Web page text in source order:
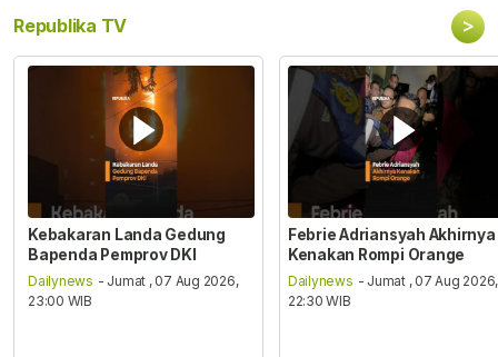
Republika TV >
Kebakaran Landa Gedung
Bapenda Pemprov DKI
Dailynews - Jumat , 07 Aug 2026,
23:00 WIB
Febrie Adriansyah Akhirnya
Kenakan Rompi Orange
Dailynews - Jumat , 07 Aug 2026,
22:30 WIB